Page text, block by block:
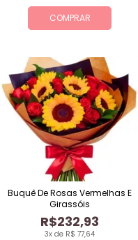
COMPRAR
3x de R$ 77,64
R$232,93
Buquê De Rosas Vermelhas E
Girassóis